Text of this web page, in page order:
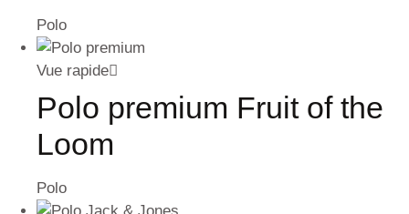
Polo
Vue rapide
Polo premium Fruit of the
Loom
Polo